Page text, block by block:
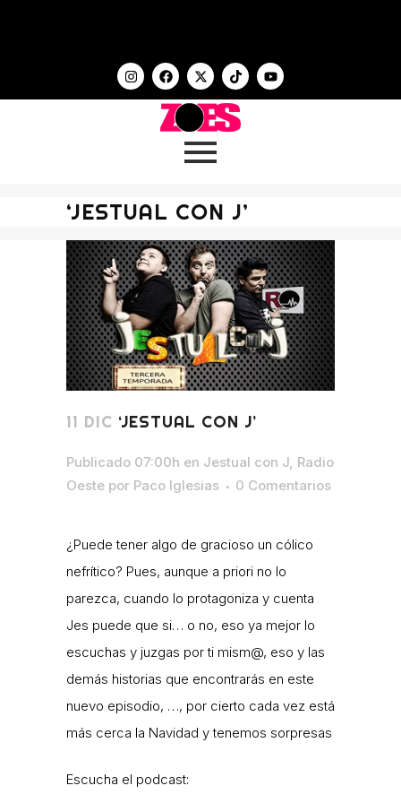
‘JESTUAL CON J’
11 DIC ‘JESTUAL CON J’
Publicado 07:00h en Jestual con J, Radio
Oeste por Paco Iglesias 0 Comentarios
¿Puede tener algo de gracioso un cólico
nefrítico? Pues, aunque a priori no lo
parezca, cuando lo protagoniza y cuenta
Jes puede que si… o no, eso ya mejor lo
escuchas y juzgas por ti mism@, eso y las
demás historias que encontrarás en este
nuevo episodio, …, por cierto cada vez está
más cerca la Navidad y tenemos sorpresas
Escucha el podcast: